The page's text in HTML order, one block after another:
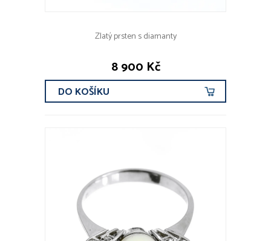
Zlatý prsten s diamanty
8 900 Kč
DO KOŠÍKU